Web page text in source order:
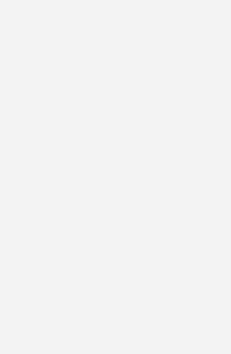
donner le maximum
«
ces informations devront être
d’abord demander l’avis d’un
ne pourra être engagée en